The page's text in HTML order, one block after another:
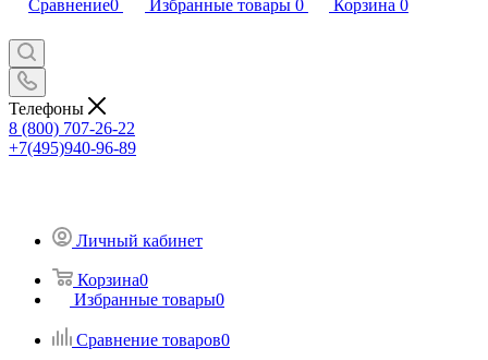
Сравнение0 Избранные товары 0 Корзина 0
Телефоны
8 (800) 707-26-22
+7(495)940-96-89
Личный кабинет
Корзина0
Избранные товары0
Сравнение товаров0